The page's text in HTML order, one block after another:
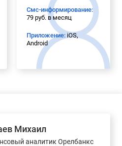
Смс-информирование:
79 руб. в месяц
Приложение: iOS,
Android
Михаил
аналитик Орелбанкс